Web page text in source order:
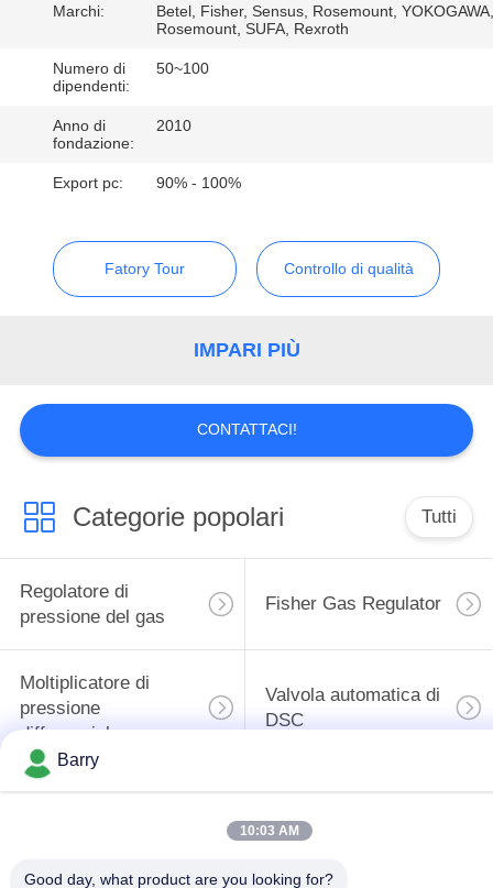
NOTIZIE
CHIEDI UN
MAPPA
INFORMATIVA
PRIVACY
Marchi:
Betel, Fisher, Sensus, Rosemount,
Rosemount, SUFA, Rexroth
Numero di
dipendenti:
50~100
Anno di
fondazione:
2010
Export pc: 90% - 100%
Fatory Tour Controllo di qualità
IMPARI PIÙ
CONTATTACI!
Categorie popolari Tutti
Regolatore di
pressione del gas
Fisher Gas Regulator
Moltiplicatore di
pressione
differenziale
Valvola automatica di
DSC
Valvola a sfera
dell'acqua
Barry
10:03 AM
Good day, what product are you looking for?